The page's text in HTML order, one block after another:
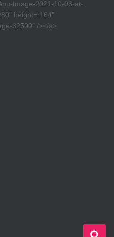
Image-2021-10-08-at-
height=”164″
32500″ /></a>